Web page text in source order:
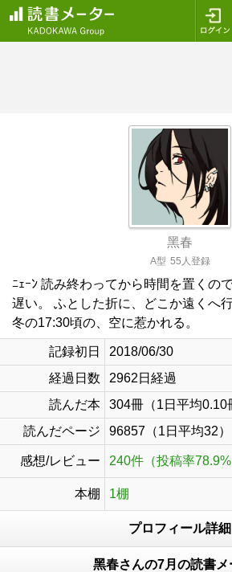
黑春
A型 55人登録
ﾆｪｰﾝ 読み終わってから時間を置くの
遅い。 ふとした折に、どこか遠くへ
冬の17:30頃の、空に惹かれる。
記録初日
2018/06/30
経過日数
2962日経過
読んだ本
304冊（1日平均0.10
読んだページ
96857（1日平均32）
感想/レビュー 240件（投稿率78.9%
本棚 1棚
プロフィール詳細
黑春さんの7月の読書メ